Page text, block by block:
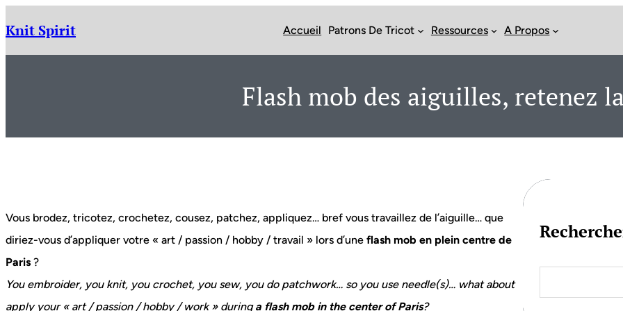
contenu
Knit Spirit Accueil Patrons De Tricot Ressources A Propos
Flash mob des aiguilles, retenez
Vous brodez, tricotez, crochetez, cousez, patchez, appliquez… bref vous travaillez de l’aiguille… que
diriez-vous d’appliquer votre « art / passion / hobby / travail » lors d’une flash mob en plein centre de
Paris ?
You embroider, you knit, you crochet, you sew, you do patchwork… so you use needle(s)… what about
apply your « art / passion / hobby / work » duringa flash mob in the center of Paris?
a